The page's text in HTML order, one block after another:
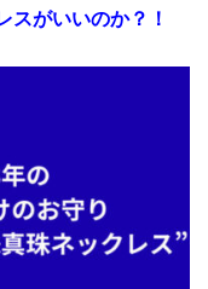
スがいいのか？！